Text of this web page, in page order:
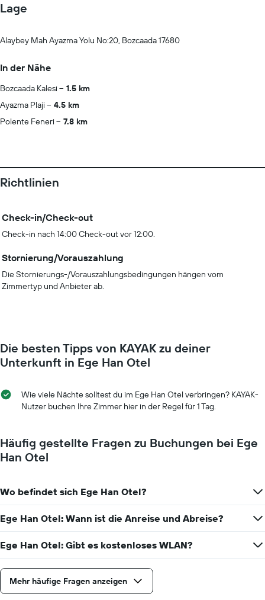
Lage
Alaybey Mah Ayazma Yolu No:20, Bozcaada 17680
In der Nähe
Bozcaada Kalesi
1.5 km
Ayazma Plaji
4.5 km
Polente Feneri
7.8 km
Richtlinien
Check-in/Check-out
Check-in nach 14:00 Check-out vor 12:00.
Stornierung/Vorauszahlung
Die Stornierungs-/Vorauszahlungsbedingungen hängen vom
Zimmertyp und Anbieter ab.
Die besten Tipps von KAYAK zu deiner
Unterkunft in Ege Han Otel
Wie viele Nächte solltest du im Ege Han Otel verbringen? KAYAK-
Nutzer buchen Ihre Zimmer hier in der Regel für 1 Tag.
Häufig gestellte Fragen zu Buchungen bei Ege
Han Otel
Wo befindet sich Ege Han Otel?
Ege Han Otel: Wann ist die Anreise und Abreise?
Ege Han Otel: Gibt es kostenloses WLAN?
Mehr häufige Fragen anzeigen